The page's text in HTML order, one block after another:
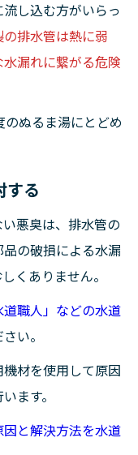
し込む方がいらっ
排水管は熱に弱
漏れに繋がる危険
ぬるま湯にとどめ
する
悪臭は、排水管の
の破損による水漏
くありません。
道職人」などの水道
い。
材を使用して原因
ます。
と解決方法を水道